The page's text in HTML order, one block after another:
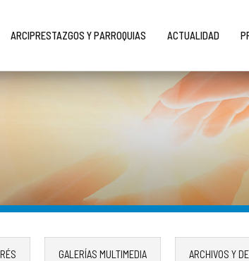
ARCIPRESTAZGOS Y PARROQUIAS ACTUALIDAD
GALERÍAS MULTIMEDIA ARCHIVOS Y